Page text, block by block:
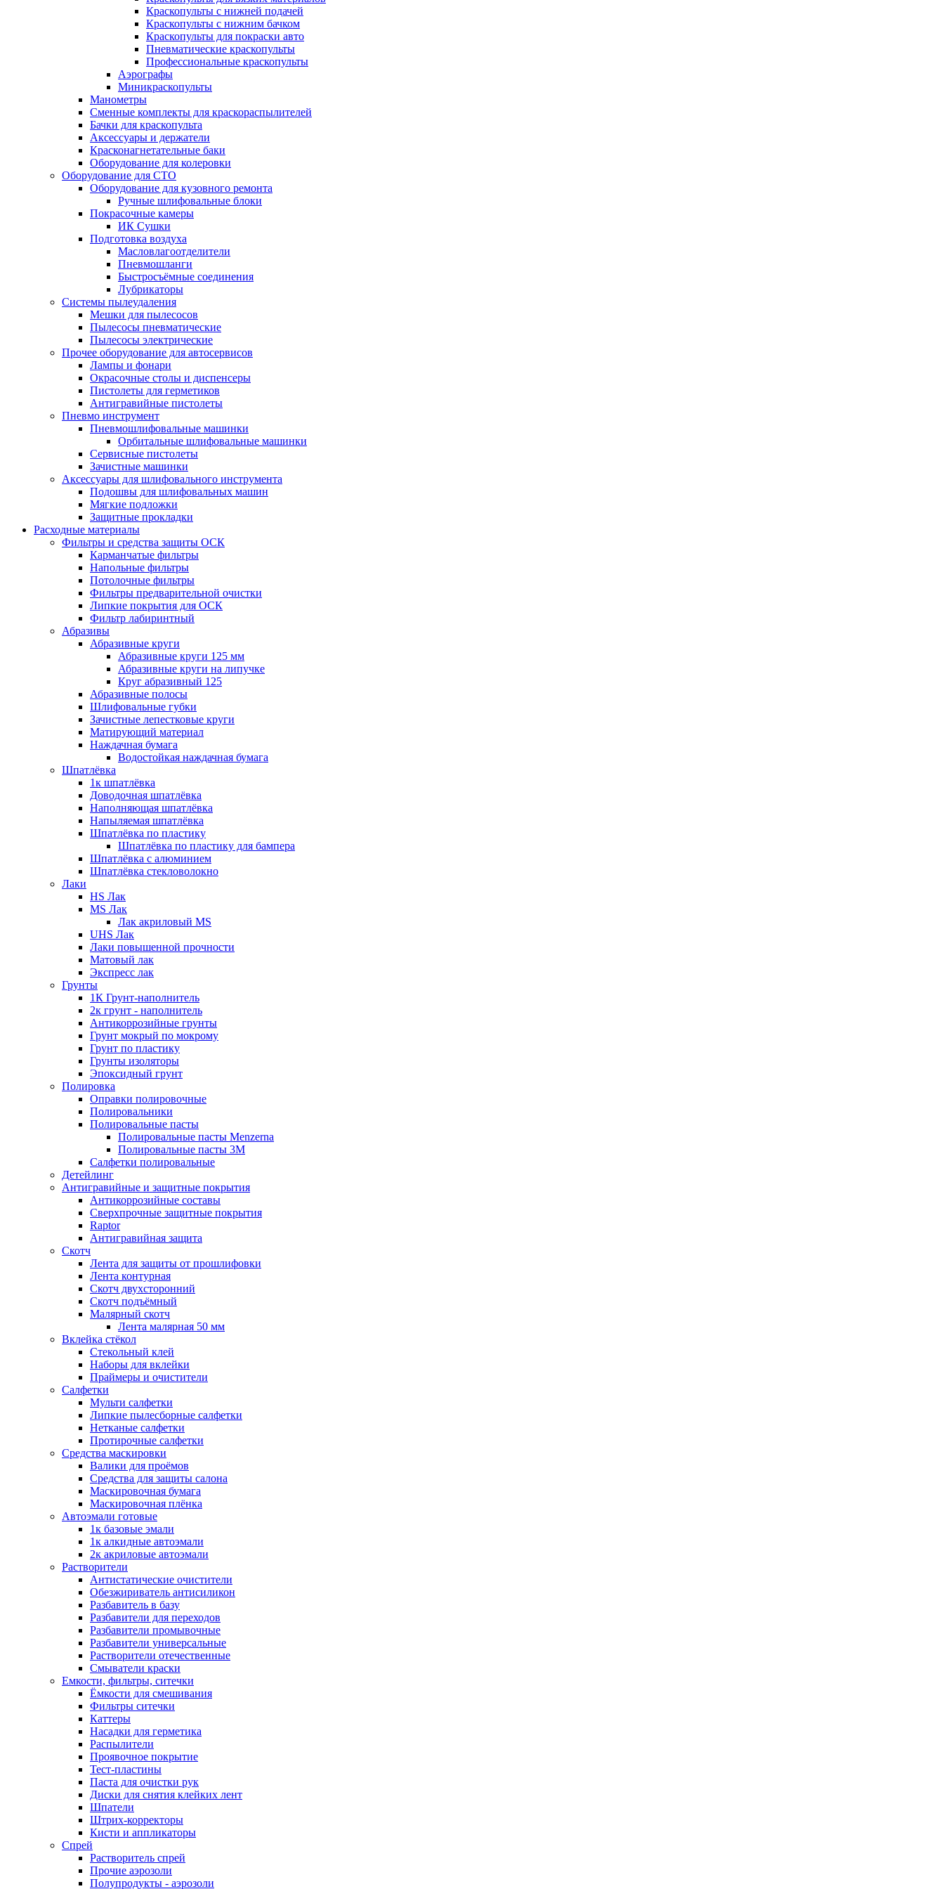
Краскопульты с нижней подачей
Краскопульты с нижним бачком
Краскопульты для покраски авто
Пневматические краскопульты
Профессиональные краскопульты
Аэрографы
Миникраскопульты
Манометры
Сменные комплекты для краскораспылителей
Бачки для краскопульта
Аксессуары и держатели
Красконагнетательные баки
Оборудование для колеровки
Оборудование для СТО
Оборудование для кузовного ремонта
Ручные шлифовальные блоки
Покрасочные камеры
ИК Сушки
Подготовка воздуха
Масловлагоотделители
Пневмошланги
Быстросъёмные соединения
Лубрикаторы
Системы пылеудаления
Мешки для пылесосов
Пылесосы пневматические
Пылесосы электрические
Прочее оборудование для автосервисов
Лампы и фонари
Окрасочные столы и диспенсеры
Пистолеты для герметиков
Антигравийные пистолеты
Пневмо инструмент
Пневмошлифовальные машинки
Орбитальные шлифовальные машинки
Сервисные пистолеты
Зачистные машинки
Аксессуары для шлифовального инструмента
Подошвы для шлифовальных машин
Мягкие подложки
Защитные прокладки
Расходные материалы
Фильтры и средства защиты ОСК
Карманчатые фильтры
Напольные фильтры
Потолочные фильтры
Фильтры предварительной очистки
Липкие покрытия для ОСК
Фильтр лабиринтный
Абразивы
Абразивные круги
Абразивные круги 125 мм
Абразивные круги на липучке
Круг абразивный 125
Абразивные полосы
Шлифовальные губки
Зачистные лепестковые круги
Матирующий материал
Наждачная бумага
Водостойкая наждачная бумага
Шпатлёвка
1к шпатлёвка
Доводочная шпатлёвка
Наполняющая шпатлёвка
Напыляемая шпатлёвка
Шпатлёвка по пластику
Шпатлёвка по пластику для бампера
Шпатлёвка с алюминием
Шпатлёвка стекловолокно
Лаки
HS Лак
MS Лак
Лак акриловый MS
UHS Лак
Лаки повышенной прочности
Матовый лак
Экспресс лак
Грунты
1К Грунт-наполнитель
2к грунт - наполнитель
Антикоррозийные грунты
Грунт мокрый по мокрому
Грунт по пластику
Грунты изоляторы
Эпоксидный грунт
Полировка
Оправки полировочные
Полировальники
Полировальные пасты
Полировальные пасты Menzerna
Полировальные пасты 3M
Салфетки полировальные
Детейлинг
Антигравийные и защитные покрытия
Антикоррозийные составы
Сверхпрочные защитные покрытия
Raptor
Антигравийная защита
Скотч
Лента для защиты от прошлифовки
Лента контурная
Скотч двухсторонний
Скотч подъёмный
Малярный скотч
Лента малярная 50 мм
Вклейка стёкол
Стекольный клей
Наборы для вклейки
Праймеры и очистители
Салфетки
Мульти салфетки
Липкие пылесборные салфетки
Нетканые салфетки
Протирочные салфетки
Средства маскировки
Валики для проёмов
Средства для защиты салона
Маскировочная бумага
Маскировочная плёнка
Автоэмали готовые
1к базовые эмали
1к алкидные автоэмали
2к акриловые автоэмали
Растворители
Антистатические очистители
Обезжириватель антисиликон
Разбавитель в базу
Разбавители для переходов
Разбавители промывочные
Разбавители универсальные
Растворители отечественные
Смыватели краски
Емкости, фильтры, ситечки
Ёмкости для смешивания
Фильтры ситечки
Каттеры
Насадки для герметика
Распылители
Проявочное покрытие
Тест-пластины
Паста для очистки рук
Диски для снятия клейких лент
Шпатели
Штрих-корректоры
Кисти и аппликаторы
Спрей
Растворитель спрей
Прочие аэрозоли
Полупродукты - аэрозоли